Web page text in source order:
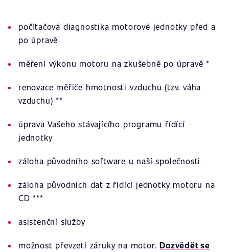
počítačová diagnostika motorové jednotky před a
po úpravě
měření výkonu motoru na zkušebně po úpravě *
renovace měřiče hmotnosti vzduchu (tzv. váha
vzduchu) **
úprava Vašeho stávajícího programu řídící
jednotky
záloha původního software u naší společnosti
záloha původních dat z řídící jednotky motoru na
CD ***
asistenční služby
možnost převzetí záruky na motor.Dozvědět se